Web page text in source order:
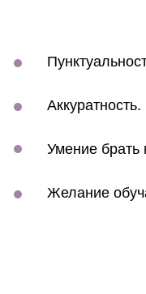
Аккуратность.
Умение брать
Желание